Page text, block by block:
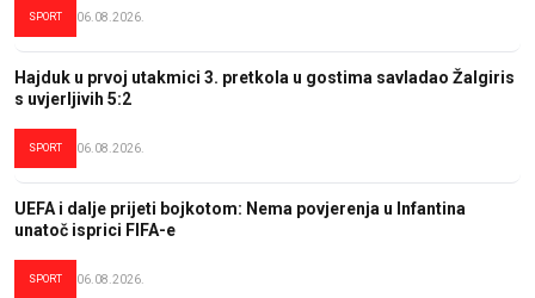
SPORT 06.08.2026.
Hajduk u prvoj utakmici 3. pretkola u gostima savladao Žalgiris
s uvjerljivih 5:2
SPORT 06.08.2026.
UEFA i dalje prijeti bojkotom: Nema povjerenja u Infantina
unatoč isprici FIFA-e
SPORT 06.08.2026.